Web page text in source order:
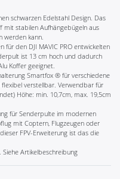
schwarzen Edelstahl Design. Das
mit stabilen Aufhängebügeln aus
werden kann.
für den DJI MAVIC PRO entwickelten
ist 13 cm hoch und dadurch
Koffer geeignet.
Smartfox ® für verschiedene
verstellbar. Verwendbar für
Höhe: min. 10,7cm, max. 19,5cm
für Senderpulte im modernen
mit Coptern, Flugzeugen oder
FPV-Erweiterung ist das die
Artikelbeschreibung